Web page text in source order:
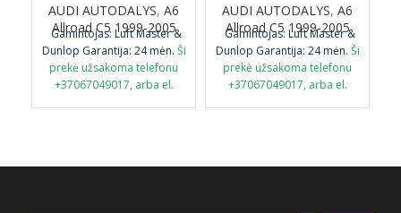
AUDI AUTODALYS, A6
Allroad C5 1999-2005
Gamintojas: Luft Master &
Dunlop Garantija: 24 mėn. Ši
prekė užsakoma telefonu
+37067049017, arba el.
AUDI AUTODALYS, A6
Allroad C5 1999-2005
Gamintojas: Luft Master &
Dunlop Garantija: 24 mėn. Ši
prekė užsakoma telefonu
+37067049017, arba el.